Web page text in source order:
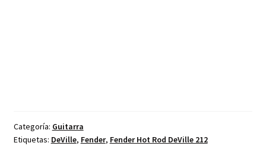
Categoría: Guitarra
Etiquetas: DeVille, Fender, Fender Hot Rod DeVille 212